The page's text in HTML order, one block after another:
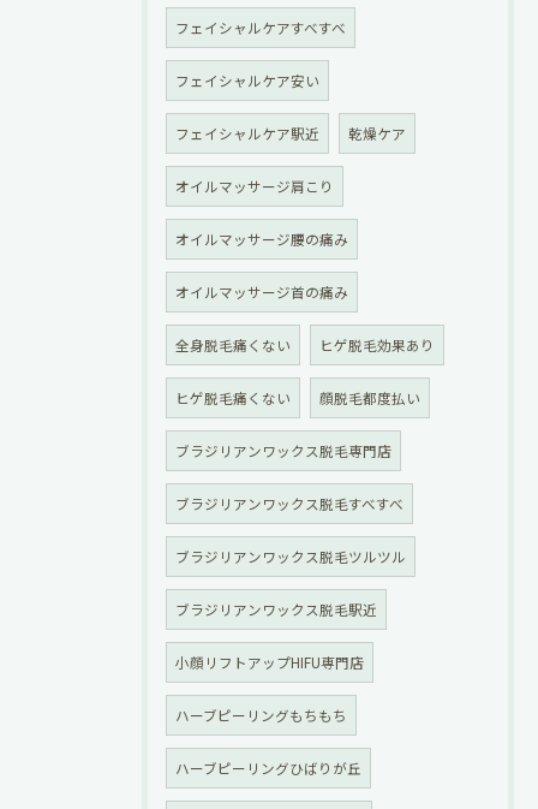
フェイシャルケアすべすべ
フェイシャルケア安い
フェイシャルケア駅近 乾燥ケア
オイルマッサージ肩こり
オイルマッサージ腰の痛み
オイルマッサージ首の痛み
全身脱毛痛くない ヒゲ脱毛効果あり
ヒゲ脱毛痛くない 顔脱毛都度払い
ブラジリアンワックス脱毛専門店
ブラジリアンワックス脱毛すべすべ
ブラジリアンワックス脱毛ツルツル
ブラジリアンワックス脱毛駅近
小顔リフトアップHIFU専門店
ハーブピーリングもちもち
ハーブピーリングひばりが丘